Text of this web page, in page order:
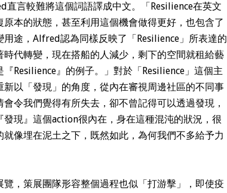
言較難將這個詞語譯成中文。「Resilience在英文
本的狀態，甚至利用這個機會做得更好，也包含了
途，Alfred認為同樣反映了「Resilience」所表達的
代轉變，現在搭船的人減少，剩下的空間就租給藝
Resilience』的例子。」對於「Resilience」這個主
以「發現」的角度，從內在審視周邊社區的不同事
令我們覺得有所失去，卻不曾記得可以透過發現，
現』這個action很內在，身在這種混沌的狀況，很
像埋在泥土之下，既然如此，為何我們不多給予力
，策展團隊形容整個過程也似「打游擊」，即使疫